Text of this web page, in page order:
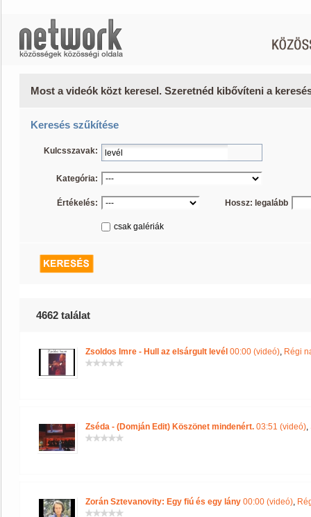
Most a videók közt keresel. Szeretnéd kibővíteni a
Keresés szűkítése
Kulcsszavak:
Kategória:
Értékelés: Hossz: legalább
csak galériák
4662 találat
Zsoldos Imre - Hull az elsárgult levél 00:00 (videó), Régi
Zséda - (Domján Edit) Köszönet mindenért. 03:51 (videó),
Zorán Sztevanovity: Egy fiú és egy lány 00:00 (videó),